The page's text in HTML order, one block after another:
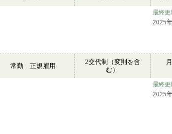
最終更
2025
常勤 正規雇用
2交代制（変則を含
む）
最終更
2025